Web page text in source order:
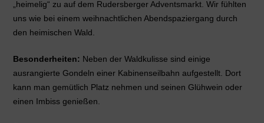
„heimelig“ zu auf dem Rudersberger Adventsmarkt. Wir fühlten
uns wie bei einem weihnachtlichen Abendspaziergang durch
den heimischen Wald.
Besonderheiten: Neben der Waldkulisse sind einige
ausrangierte Gondeln einer Kabinenseilbahn aufgestellt. Dort
kann man gemütlich Platz nehmen und seinen Glühwein oder
einen Imbiss genießen.